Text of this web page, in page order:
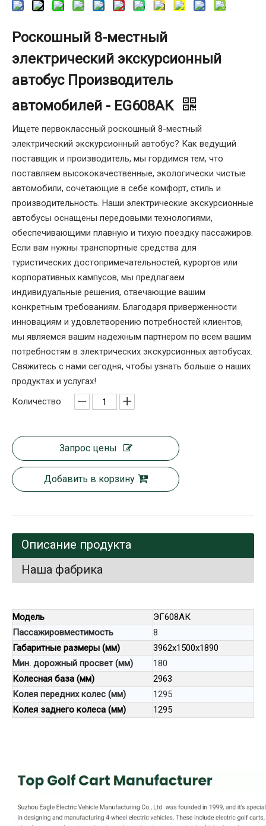
Роскошный 8-местный
электрический экскурсионный
автобус Производитель
автомобилей - EG608AK
Ищете первоклассный роскошный 8-местный
электрический экскурсионный автобус? Как ведущий
поставщик и производитель, мы гордимся тем, что
поставляем высококачественные, экологически чистые
автомобили, сочетающие в себе комфорт, стиль и
производительность. Наши электрические экскурсионные
автобусы оснащены передовыми технологиями,
обеспечивающими плавную и тихую поездку пассажиров.
Если вам нужны транспортные средства для
туристических достопримечательностей, курортов или
корпоративных кампусов, мы предлагаем
индивидуальные решения, отвечающие вашим
конкретным требованиям. Благодаря приверженности
инновациям и удовлетворению потребностей клиентов,
мы являемся вашим надежным партнером по всем вашим
потребностям в электрических экскурсионных автобусах.
Свяжитесь с нами сегодня, чтобы узнать больше о наших
продуктах и ​​услугах!​
Количество:
Запрос цены
Добавить в корзину
Описание продукта
Наша фабрика
Модель
ЭГ608АК
Пассажировместимость
8
Габаритные размеры (мм)
3962x1500x1890
Мин. дорожный просвет (мм)
180
Колесная база (мм)
2963
Колея передних колес (мм)
1295
Колея заднего колеса (мм)
1295